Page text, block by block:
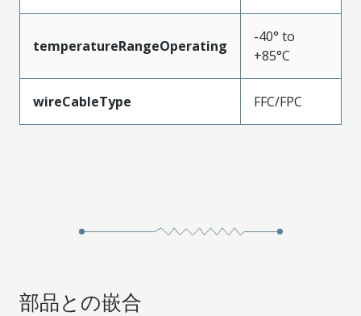
temperatureRangeOperating
-40° to
+85°C
wireCableType FFC/FPC
部品との嵌合